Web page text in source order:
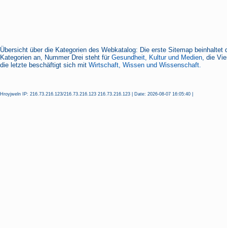
Übersicht über die Kategorien des Webkatalog: Die erste Sitemap beinhaltet
Kategorien an, Nummer Drei steht für Gesundheit, Kultur und Medien, die
die letzte beschäftigt sich mit Wirtschaft, Wissen und Wissenschaft.
Hroyjweln IP: 216.73.216.123/216.73.216.123 216.73.216.123 | Date: 2026-08-07 16:05:40 |